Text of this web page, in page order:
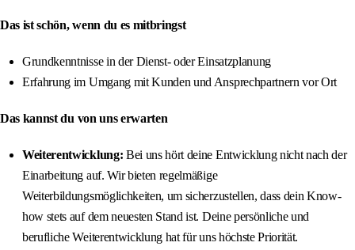
Das ist schön, wenn du es mitbringst
Grundkenntnisse in der Dienst- oder Einsatzplanung
Erfahrung im Umgang mit Kunden und Ansprechpartnern vor Ort
Das kannst du von uns erwarten
Weiterentwicklung: Bei uns hört deine Entwicklung nicht nach der
Einarbeitung auf. Wir bieten regelmäßige
Weiterbildungsmöglichkeiten, um sicherzustellen, dass dein Know-
how stets auf dem neuesten Stand ist. Deine persönliche und
berufliche Weiterentwicklung hat für uns höchste Priorität.